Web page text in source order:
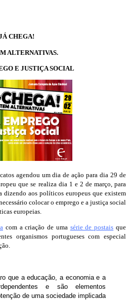
CHEGA!
ALTERNATIVAS.
E JUSTIÇA SOCIAL
agendou um dia de ação para dia 29 de
que se realiza dia 1 e 2 de março, para
dizendo aos políticos europeus que existem
colocar o emprego e a justiça social
europeias.
com a criação de uma série de postais que
organismos portugueses com especial
que a educação, a economia e a
e são elementos
de uma sociedade implicada